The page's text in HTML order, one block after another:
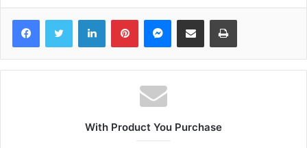
FacebookTwitter LinkedInPinterestMessenger
Share via Email Print
With Product You Purchase